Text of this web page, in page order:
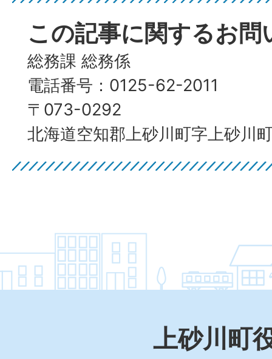
この記事に関するお問
総務課 総務係
電話番号：0125-62-2011
〒073-0292
北海道空知郡上砂川町字上砂川
上砂川町